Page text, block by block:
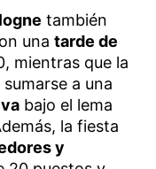
también
una tarde de
mientras que la
a una
bajo el lema
la fiesta
y